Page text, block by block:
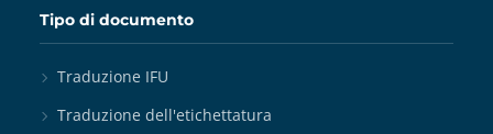
Tipo di documento
Traduzione IFU
Traduzione dell'etichettatura